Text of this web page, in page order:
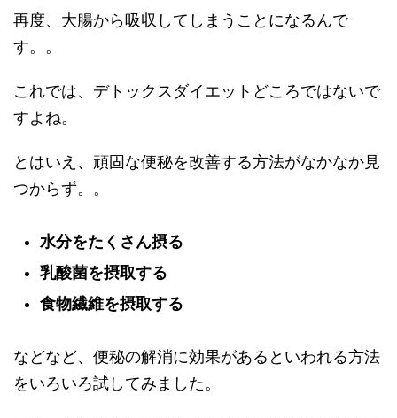
再度、大腸から吸収してしまうことになるんで
す。。
これでは、デトックスダイエットどころではないで
すよね。
とはいえ、頑固な便秘を改善する方法がなかなか見
つからず。。
水分をたくさん摂る
乳酸菌を摂取する
食物繊維を摂取する
などなど、便秘の解消に効果があるといわれる方法
をいろいろ試してみました。